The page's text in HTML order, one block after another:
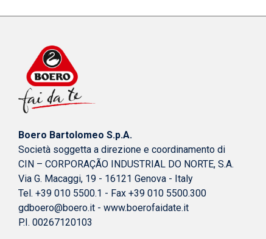
Boero Bartolomeo S.p.A.
Società soggetta a direzione e coordinamento di
CIN – CORPORAÇÃO INDUSTRIAL DO NORTE, S.A.
Via G. Macaggi, 19 - 16121 Genova - Italy
Tel. +39 010 5500.1 - Fax +39 010 5500.300
gdboero@boero.it - www.boerofaidate.it
P.I. 00267120103